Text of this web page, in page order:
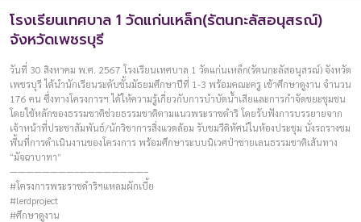
โรงเรียนเทศบาล 1 วัดแก่นเหล็ก(รัตนกะลัสอนุสรณ์)
จังหวัดเพชรบุรี
วันที่ 30 สิงหาคม พ.ศ. 2567 โรงเรียนเทศบาล 1 วัดแก่นเหล็ก(รัตนกะลัสอนุสรณ์) จังหวัด
เพชรบุรี ได้นำนักเรียนระดับชั้นมัธยมศึกษาปีที่ 1-3 พร้อมคณะครู เข้าศึกษาดูงาน จำนวน
176 คน ซึ่งทางโครงการฯ ได้ให้ความรู้เกี่ยวกับการบำบัดน้ำเสียและการกำจัดขยะชุมชน
โดยใช้หลักของธรรมชาติช่วยธรรมชาติตามแนวพระราชดำริ โดยรับฟังการบรรยายจาก
เจ้าหน้าที่ประชาสัมพันธ์/นักวิชาการสิ่งแวดล้อม รับชมวีดิทัศน์ในห้องประชุม นั่งรถรางชม
พื้นที่การดำเนินงานของโครงการ พร้อมศึกษาระบบนิเวศป่าชายเลนธรรมชาติเส้นทาง
“มัจฉาบาทา”
————————–————————–
#โครงการพระราชดำริฯแหลมผักเบี้ย
#lerdproject
#ศึกษาดูงาน